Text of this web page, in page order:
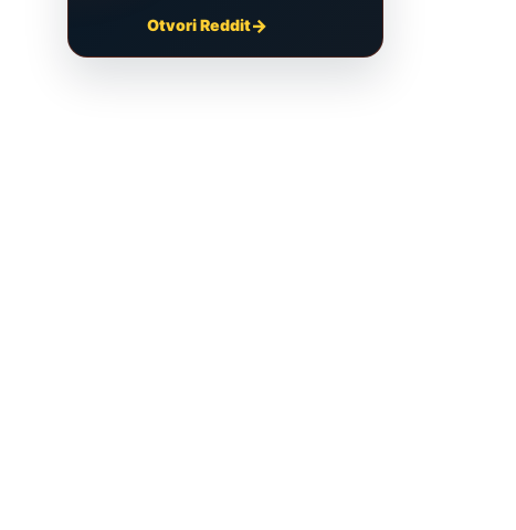
Otvori Reddit